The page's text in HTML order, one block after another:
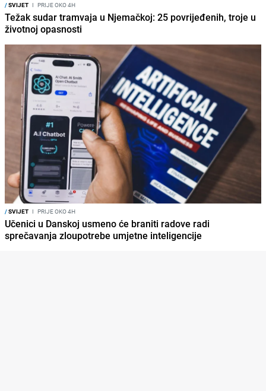
/SVIJET I PRIJE OKO 4H
Težak sudar tramvaja u Njemačkoj: 25 povrijeđenih, troje u
životnoj opasnosti
/SVIJET I PRIJE OKO 4H
Učenici u Danskoj usmeno će braniti radove radi
sprečavanja zloupotrebe umjetne inteligencije